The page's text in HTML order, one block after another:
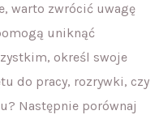
warto zwrócić uwagę
uniknąć
określ swoje
do pracy, rozrywki, czy
Następnie porównaj